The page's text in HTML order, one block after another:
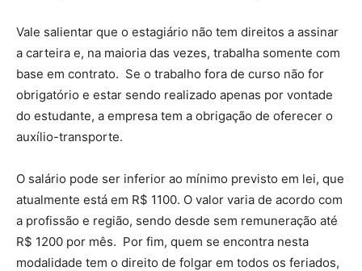
Vale salientar que o estagiário não tem direitos a assinar
a carteira e, na maioria das vezes, trabalha somente com
base em contrato. Se o trabalho fora de curso não for
obrigatório e estar sendo realizado apenas por vontade
do estudante, a empresa tem a obrigação de oferecer o
auxílio-transporte.
O salário pode ser inferior ao mínimo previsto em lei, que
atualmente está em R$ 1100. O valor varia de acordo com
a profissão e região, sendo desde sem remuneração até
R$ 1200 por mês. Por fim, quem se encontra nesta
modalidade tem o direito de folgar em todos os feriados,